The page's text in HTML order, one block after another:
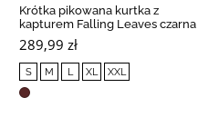
Krótka pikowana kurtka z
kapturem Falling Leaves czarna
289,99 zł
S M L XL XXL